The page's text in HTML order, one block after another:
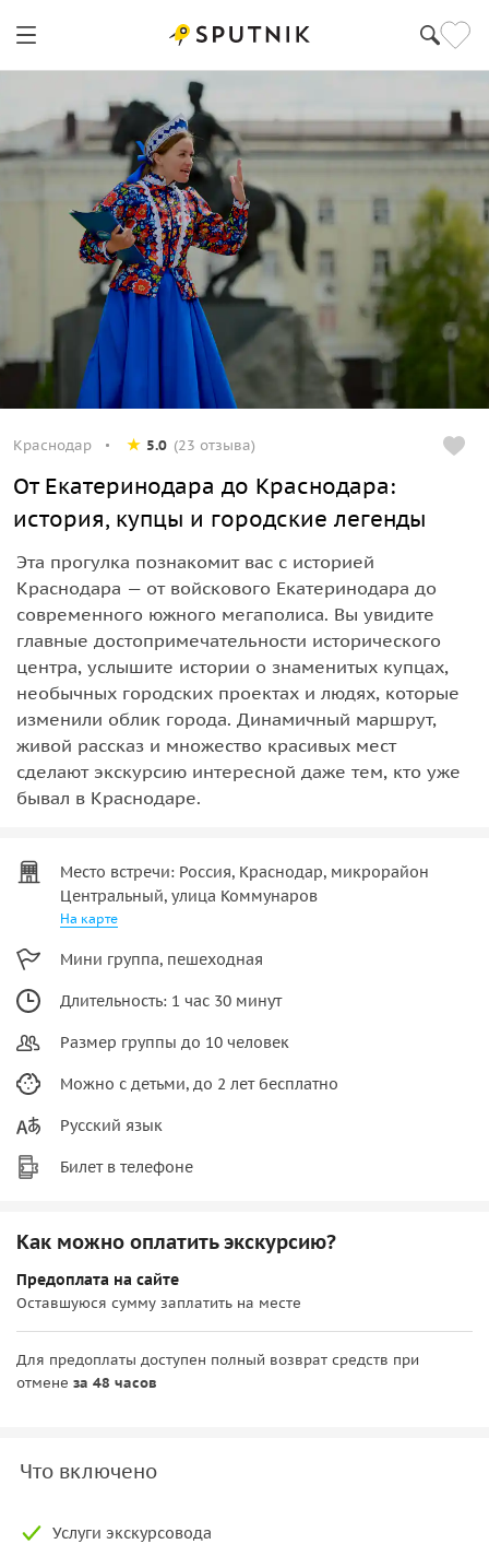
Краснодар 5.0 (23 отзыва)
От Екатеринодара до Краснодара:
история, купцы и городские легенды
Эта прогулка познакомит вас с историей
Краснодара — от войскового Екатеринодара до
современного южного мегаполиса. Вы увидите
главные достопримечательности исторического
центра, услышите истории о знаменитых купцах,
необычных городских проектах и людях, которые
изменили облик города. Динамичный маршрут,
живой рассказ и множество красивых мест
сделают экскурсию интересной даже тем, кто уже
бывал в Краснодаре.
Место встречи: Россия, Краснодар, микрорайон
Центральный, улица Коммунаров
На карте
Мини группа, пешеходная
Длительность: 1 час 30 минут
Размер группы до 10 человек
Можно с детьми, до 2 лет бесплатно
Русский язык
Билет в телефоне
Как можно оплатить экскурсию?
Предоплата на сайте
Оставшуюся сумму заплатить на месте
Для предоплаты доступен полный возврат средств при
отмене за 48 часов
Что включено
Услуги экскурсовода